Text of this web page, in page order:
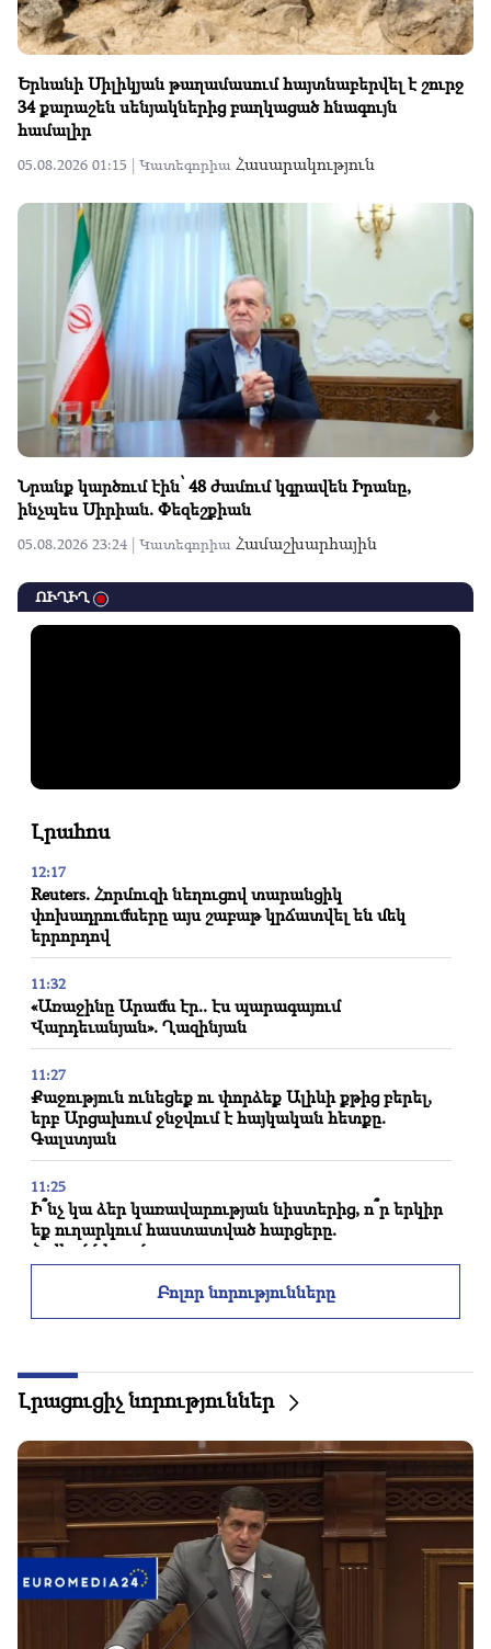
Երևանի Սիլիկյան թաղամասում հայտնաբերվել է շուրջ
34 քարաշեն սենյակներից բաղկացած հնագույն
համալիր
05.08.2026 01:15 | Կատեգորիա Հասարակություն
Նրանք կարծում էին՝ 48 ժամում կգրավեն Իրանը,
ինչպես Սիրիան. Փեզեշքիան
05.08.2026 23:24 | Կատեգորիա Համաշխարհային
ՈՒՂԻՂ
Լրահոս
12:17
Reuters. Հորմուզի նեղուցով տարանցիկ
փոխադրումները այս շաբաթ կրճատվել են մեկ
երրորդով
11:32
«Առաջինը Արամն էր.. էս պարագայում
Վարդեւանյան». Ղազինյան
11:27
Քաջություն ունեցեք ու փորձեք Ալիևի քթից բերել,
երբ Արցախում ջնջվում է հայկական հետքը.
Գալստյան
11:25
Ի՞նչ կա ձեր կառավարության նիստերից, ո՞ր երկիր
եք ուղարկում հաստատված հարցերը.
Հովհաննիսյան
Եկել էիք «հեղափոՂություն» անելու, բայց միայն
11:09
և ԵՄ անդամ լինելը հնարավոր չէ․ Նիկոլ Փաշինյան
Պարոն Ռուբինյան, մեզ համար Ռուսաստանը
սպառնալիք չէ. Իշխան Սաղաթելյան
10:37
ՈՒՂԻՂ․ Լարված հարաբերությունների ֆոնին՝
Փաշինյանը մասնակցում է ԵԱՏՄ նիստին
Բոլոր նորությունները
Լրացուցիչ նորություններ